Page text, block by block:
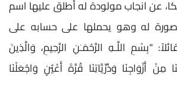
عن انجاب مولودة له أطلق عليها اسم
له وهو يحملها على حسابه على
"بِسْمِ اللَّـهِ الرَّحْمَـٰنِ الرَّحِيمِ، وَالَّذِينَ
أَزْوَاجِنَا وَذُرِّيَّاتِنَا قُرَّةَ أَعْيُنٍ وَاجْعَلْنَا